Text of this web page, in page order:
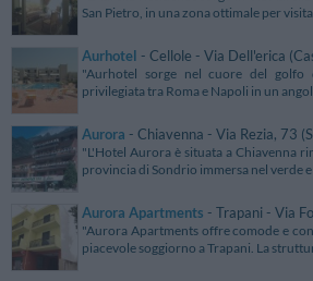
San Pietro, in una zona ottimale per
Aurhotel - Cellole - Via Dell'erica
"Aurhotel sorge nel cuore del golfo
privilegiata tra Roma e Napoli in un
Aurora - Chiavenna - Via Rezia, 73
"L'Hotel Aurora è situata a Chiavenna
provincia di Sondrio immersa nel verde e
Aurora Apartments - Trapani - Via
"Aurora Apartments offre comode e
piacevole soggiorno a Trapani. La